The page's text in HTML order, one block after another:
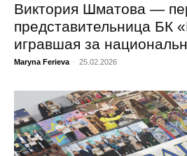
Виктория Шматова —
представительница БК
игравшая за
Maryna Ferieva - 25.02.2026